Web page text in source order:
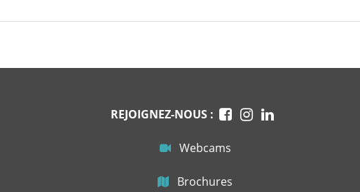
REJOIGNEZ-NOUS :
Webcams
Brochures